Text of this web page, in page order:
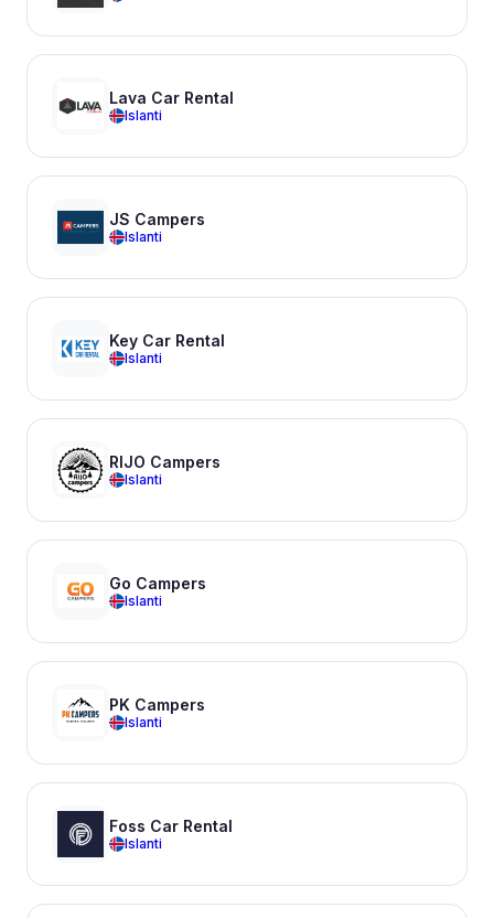
Lava Car Rental
Islanti
JS Campers
Islanti
Key Car Rental
Islanti
RIJO Campers
Islanti
Go Campers
Islanti
PK Campers
Islanti
Foss Car Rental
Islanti